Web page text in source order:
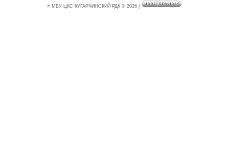
МБУ ЦКС КУГАРЧИНСКИЙ РДК © 2026|